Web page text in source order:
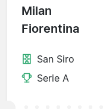
Milan
Fiorentina
San Siro
Serie A